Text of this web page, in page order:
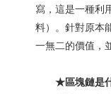
寫，這是一種利
料）。針對原本
一無二的價值，
★區塊鏈是什